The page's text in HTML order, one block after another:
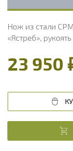
Нож из стали
«Ястреб»,
23 950